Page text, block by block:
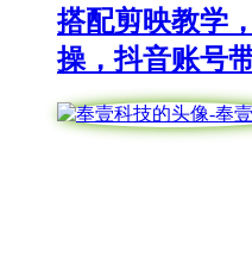
搭配剪映教学
操，抖音账号